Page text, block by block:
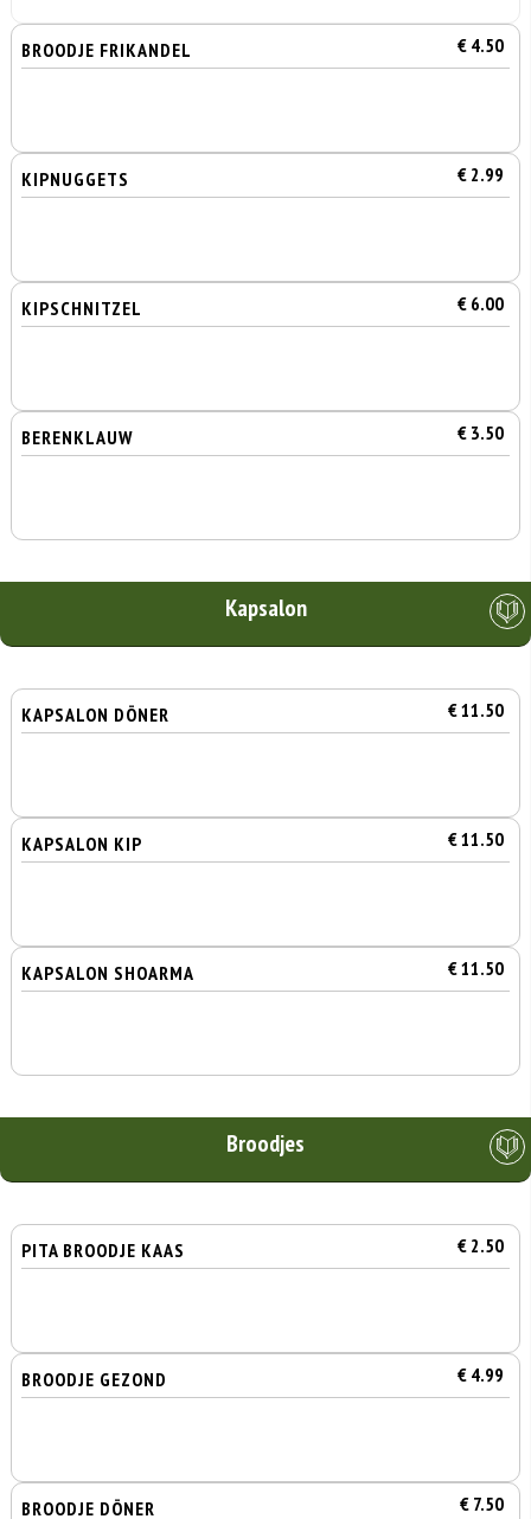
BROODJE FRIKANDEL € 4.50
KIPNUGGETS € 2.99
KIPSCHNITZEL € 6.00
BERENKLAUW € 3.50
Kapsalon
KAPSALON DÖNER € 11.50
KAPSALON KIP € 11.50
KAPSALON SHOARMA € 11.50
Broodjes
PITA BROODJE KAAS € 2.50
BROODJE GEZOND € 4.99
BROODJE DÖNER € 7.50